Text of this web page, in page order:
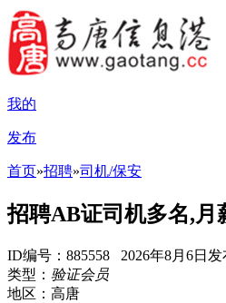
我的
发布
首页»招聘»司机/保安
招聘AB证司机多名,月
ID编号：885558 2026年8月6日
类型： 验证会员
地区：高唐